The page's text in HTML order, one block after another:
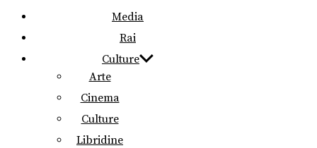
Media
Rai
Culture
Arte
Cinema
Culture
Libridine